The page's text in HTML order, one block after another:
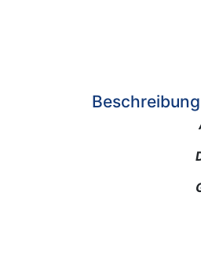
Beschreibung
Antik und
Direkt